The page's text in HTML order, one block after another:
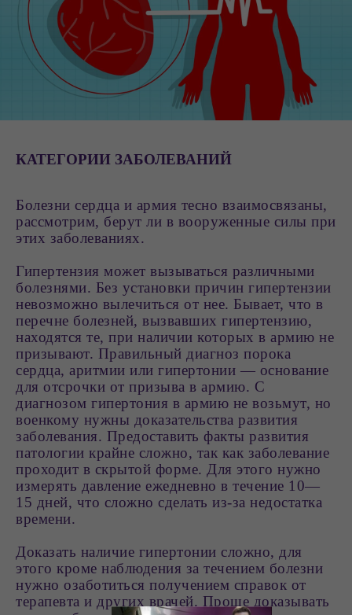
КАТЕГОРИИ ЗАБОЛЕВАНИЙ
Болезни сердца и армия тесно взаимосвязаны,
рассмотрим, берут ли в вооруженные силы при
этих заболеваниях.
Гипертензия может вызываться различными
болезнями. Без установки причин гипертензии
невозможно вылечиться от нее. Бывает, что в
перечне болезней, вызвавших гипертензию,
находятся те, при наличии которых в армию не
призывают. Правильный диагноз порока
сердца, аритмии или гипертонии — основание
для отсрочки от призыва в армию. С
диагнозом гипертония в армию не возьмут, но
военкому нужны доказательства развития
заболевания. Предоставить факты развития
патологии крайне сложно, так как заболевание
проходит в скрытой форме. Для этого нужно
измерять давление ежедневно в течение 10—
15 дней, что сложно сделать из-за недостатка
времени.
Доказать наличие гипертонии сложно, для
этого кроме наблюдения за течением болезни
нужно озаботиться получением справок от
терапевта и других врачей. Проще доказывать